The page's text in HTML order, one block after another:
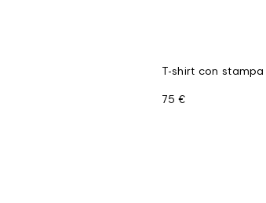
T-shirt con stampa
75 €